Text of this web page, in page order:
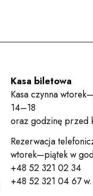
Kasa biletowa
Kasa czynna
14–18
oraz godzinę przed
Rezerwacja
wtorek—piątek w
+48 52 321 02 34
+48 52 321 04 67